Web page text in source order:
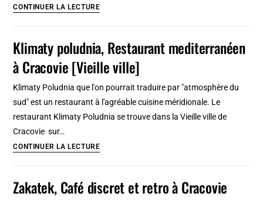
CONTINUER LA LECTURESwieta
club
techno
Cracovie
[Vieille
Klimaty poludnia, Restaurant mediterranéen
à Cracovie [Vieille ville]
Klimaty Poludnia que l'on pourrait traduire par "atmosphère du
sud" est un restaurant à l'agréable cuisine méridionale. Le
restaurant Klimaty Poludnia se trouve dans la Vieille ville de
Cracovie sur…
CONTINUER LA LECTUREKlimaty
mediterranéen
Zakatek, Café discret et retro à Cracovie